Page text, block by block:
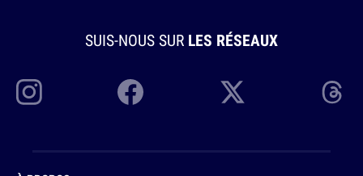
SUIS-NOUS SUR LES RÉSEAUX